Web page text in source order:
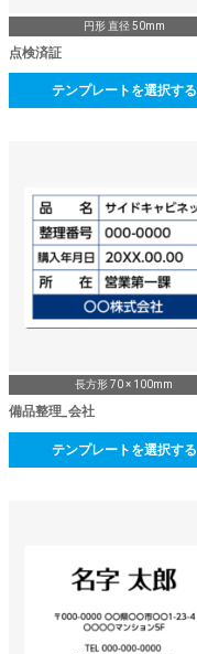
円形 直径 50mm
点検済証
テンプレートを選択する
長方形 70 × 100mm
備品整理_会社
テンプレートを選択する